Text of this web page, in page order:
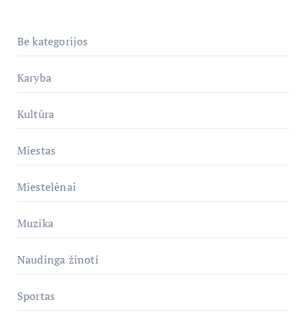
Be kategorijos
Karyba
Kultūra
Miestas
Miestelėnai
Muzika
Naudinga žinoti
Sportas